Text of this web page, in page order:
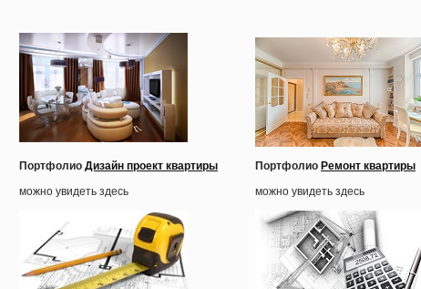
Портфолио Дизайн проект квартиры
можно увидеть здесь
Портфолио Ремонт квартиры
можно увидеть здесь